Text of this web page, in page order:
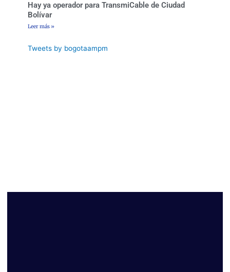
Hay ya operador para TransmiCable de Ciudad
Bolívar
Leer más »
Tweets by bogotaampm